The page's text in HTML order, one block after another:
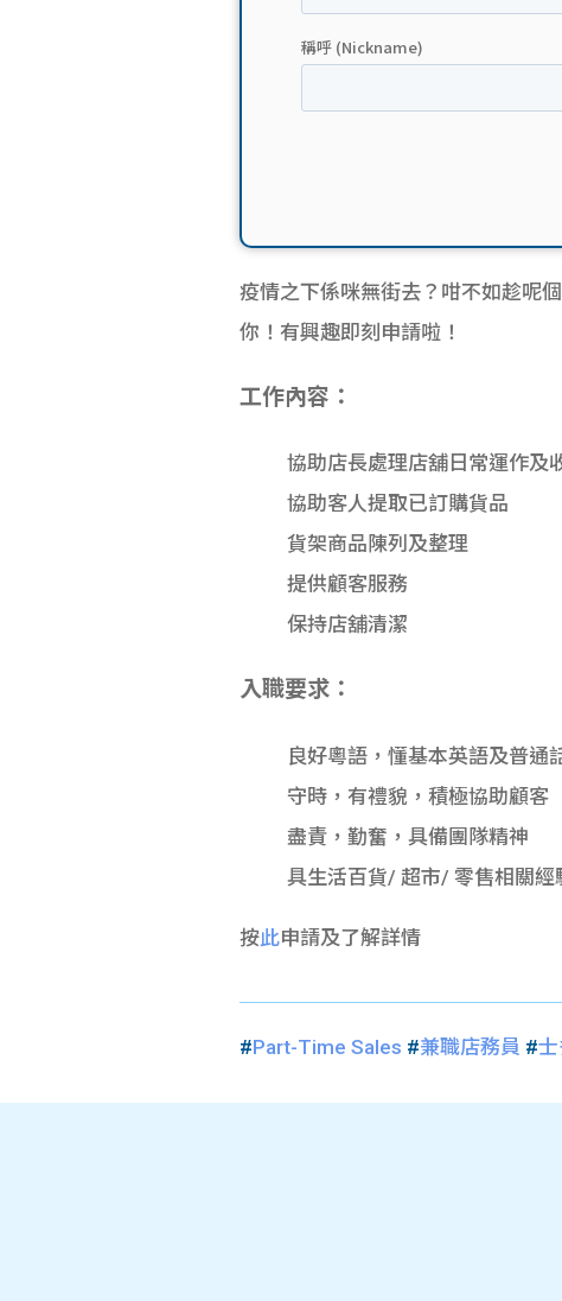
疫情之下係咪無街去？咁不如趁呢
你！有興趣即刻申請啦！
工作內容：
協助店長處理店舖日常運作及
協助客人提取已訂購貨品
貨架商品陳列及整理
提供顧客服務
保持店舖清潔
入職要求：
良好粵語，懂基本英語及普通
守時，有禮貌，積極協助顧客
盡責，勤奮，具備團隊精神
具生活百貨/ 超市/ 零售相關經
按此申請及了解詳情
#Part-Time Sales #兼職店務員 #士